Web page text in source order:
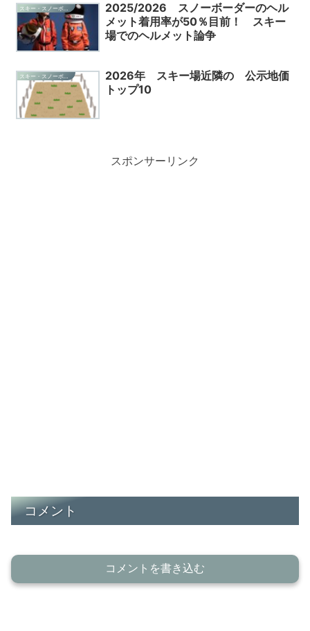
スキー・スノーボード・雑記
2025/2026 スノーボーダーのヘル
メット着用率が50％目前！ スキー
場でのヘルメット論争
スキー・スノーボード・雑記
2026年 スキー場近隣の 公示地価
トップ10
スポンサーリンク
コメント
コメントを書き込む